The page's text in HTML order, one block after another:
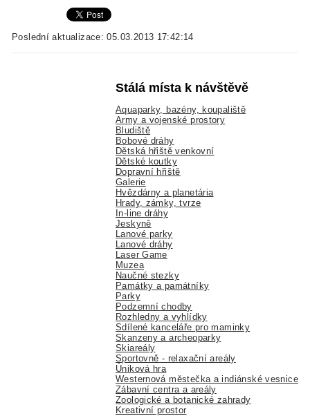
Poslední aktualizace: 05.03.2013 17:42:14
Stálá místa k návštěvě
Aquaparky, bazény, koupaliště
Army a vojenské prostory
Bludiště
Bobové dráhy
Dětská hřiště venkovní
Dětské koutky
Dopravní hřiště
Galerie
Hvězdárny a planetária
Hrady, zámky, tvrze
In-line dráhy
Jeskyně
Lanové parky
Lanové dráhy
Laser Game
Muzea
Naučné stezky
Památky a památníky
Parky
Podzemní chodby
Rozhledny a vyhlídky
Sdílené kanceláře pro maminky
Skanzeny a archeoparky
Skiareály
Sportovně - relaxační areály
Úniková hra
Westernová městečka a indiánské vesnice
Zábavní centra a areály
Zoologické a botanické zahrady
Kreativní prostor